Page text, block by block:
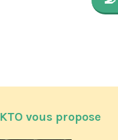
KTO vous propose